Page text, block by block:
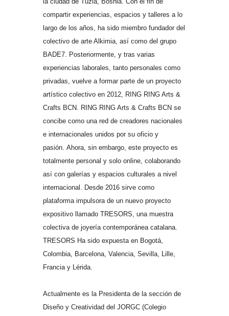
compartir experiencias, espacios y talleres a lo
largo de los años, ha sido miembro fundador del
colectivo de arte Alkimia, así como del grupo
BADE7. Posteriormente, y tras varias
experiencias laborales, tanto personales como
privadas, vuelve a formar parte de un proyecto
artístico colectivo en 2012, RING RING Arts &
Crafts BCN. RING RING Arts & Crafts BCN se
concibe como una red de creadores nacionales
e internacionales unidos por su oficio y
pasión. Ahora, sin embargo, este proyecto es
totalmente personal y solo online, colaborando
así con galerías y espacios culturales a nivel
internacional. Desde 2016 sirve como
plataforma impulsora de un nuevo proyecto
expositivo llamado TRESORS, una muestra
colectiva de joyería contemporánea catalana.
TRESORS Ha sido expuesta en Bogotá,
Colombia, Barcelona, Valencia, Sevilla, Lille,
Francia y Lérida.
Actualmente es la Presidenta de la sección de
Diseño y Creatividad del JORGC (Colegio